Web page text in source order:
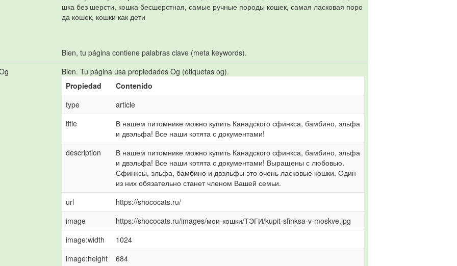
шка без шерсти, кошка бесшерстная, самые ручные породы кошек, самая ласковая поро
да кошек, кошки как дети
Bien, tu página contiene palabras clave (meta keywords).
Bien. Tu página usa propiedades Og (etiquetas og).
Propiedad
Contenido
type
article
title
В нашем питомнике можно купить Канадского сфинкса, бамбино, эльфа
и двэльфа! Все наши котята с документами!
description
В нашем питомнике можно купить Канадского сфинкса, бамбино, эльфа
и двэльфа! Все наши котята с документами! Выращены с любовью.
Сфинксы, эльфа, бамбино и двэльфы это очень ласковые кошки. Один
из них обязательно станет членом Вашей семьи.
url
https://shococats.ru/
image
https://shococats.ru/images/мои-кошки/ТЭГИ/kupit-sfinksa-v-moskve.jpg
image:width
1024
image:height
684